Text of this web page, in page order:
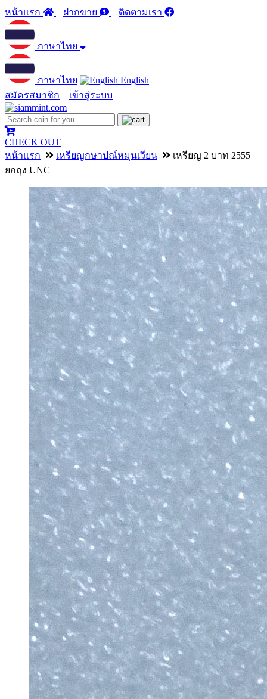
หน้าแรก ฝากขาย ติดตามเรา
ภาษาไทย
ภาษาไทย
English
สมัครสมาชิก
เข้าสู่ระบบ
CHECK OUT
หน้าแรก
เหรียญกษาปณ์หมุนเวียน
เหรียญ 2 บาท 2555
ยกถุง UNC